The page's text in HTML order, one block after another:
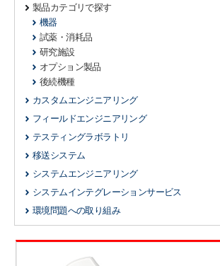
製品カテゴリで探す
機器
試薬・消耗品
研究施設
オプション製品
後続機種
カスタムエンジニアリング
フィールドエンジニアリング
テスティングラボラトリ
移送システム
システムエンジニアリング
システムインテグレーションサービス
環境問題への取り組み